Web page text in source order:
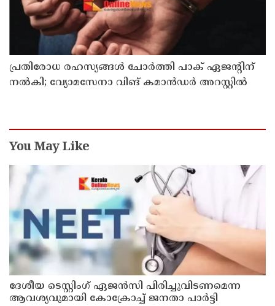
പ്രതിരോധ രഹസ്യങ്ങള്‍ ചോര്‍ത്തി പാക് ഏജന്റിന്
നല്‍കി; വ്യോമസേനാ വിങ് കമാന്‍ഡര്‍ അറസ്റ്റില്‍
You May Like
ദേശീയ ടെസ്റ്റിംഗ് ഏജന്‍സി പിരിച്ചുവിടണമെന്ന
ആവശ്യവുമായി കോക്രോച്ച് ജനതാ പാര്‍ട്ടി